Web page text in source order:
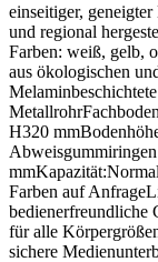
einseitiger,
und regional
Farben: weiß, gelb,
aus ökologischen
H320
Farben auf
bedienerfreundliche
für alle
sichere